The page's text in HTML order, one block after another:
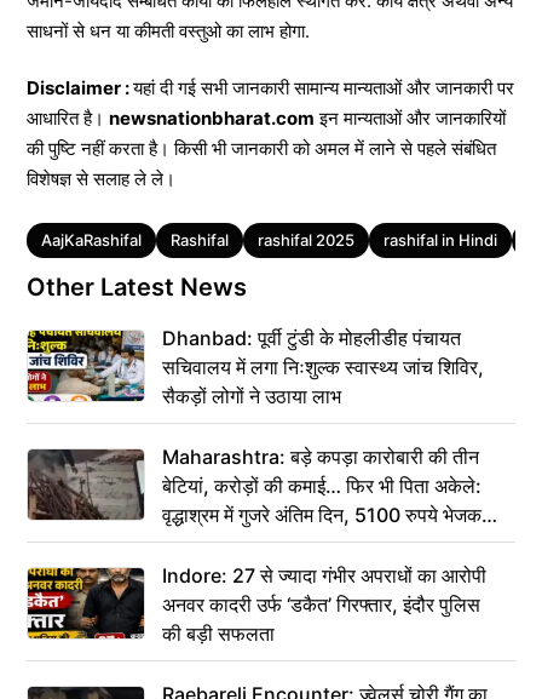
साधनों से धन या कीमती वस्तुओ का लाभ होगा.
Disclaimer :यहां दी गई सभी जानकारी सामान्य मान्यताओं और जानकारी पर
आधारित है। newsnationbharat.com इन मान्यताओं और जानकारियों
की पुष्टि नहीं करता है। किसी भी जानकारी को अमल में लाने से पहले संबंधित
विशेषज्ञ से सलाह ले ले।
Tags
AajKaRashifal Rashifal rashifal 2025 rashifal in Hindi
Other Latest News
Dhanbad: पूर्वी टुंडी के मोहलीडीह पंचायत
सचिवालय में लगा निःशुल्क स्वास्थ्य जांच शिविर,
सैकड़ों लोगों ने उठाया लाभ
Maharashtra: बड़े कपड़ा कारोबारी की तीन
बेटियां, करोड़ों की कमाई… फिर भी पिता अकेले:
वृद्धाश्रम में गुजरे अंतिम दिन, 5100 रुपये भेजकर
कहा– अंतिम संस्कार कर दीजिए हम नहीं आ पाएंगे
Indore: 27 से ज्यादा गंभीर अपराधों का आरोपी
अनवर कादरी उर्फ ‘डकैत’ गिरफ्तार, इंदौर पुलिस
की बड़ी सफलता
Raebareli Encounter: ज्वेलर्स चोरी गैंग का